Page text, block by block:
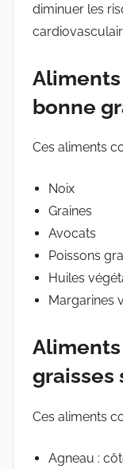
diminuer les
bonne
Ces aliments
Noix
Graines
Avocats
Poissons
Huiles
Margarines
graisses
Ces aliments
Agneau :